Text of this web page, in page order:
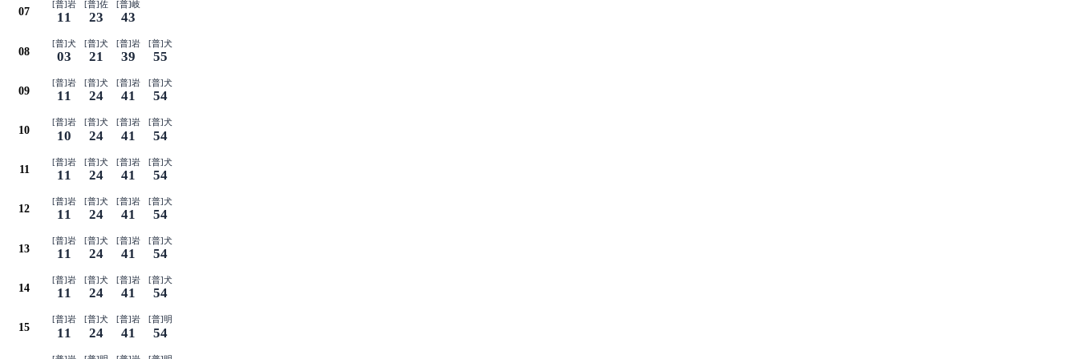
07
[普]岩
11
[普]佐
23
[普]岐
43
08
[普]犬
03
[普]犬
21
[普]岩
39
[普]犬
55
09
[普]岩
11
[普]犬
24
[普]岩
41
[普]犬
54
10
[普]岩
10
[普]犬
24
[普]岩
41
[普]犬
54
11
[普]岩
11
[普]犬
24
[普]岩
41
[普]犬
54
12
[普]岩
11
[普]犬
24
[普]岩
41
[普]犬
54
13
[普]岩
11
[普]犬
24
[普]岩
41
[普]犬
54
14
[普]岩
11
[普]犬
24
[普]岩
41
[普]犬
54
15
[普]岩
11
[普]犬
24
[普]岩
41
[普]明
54